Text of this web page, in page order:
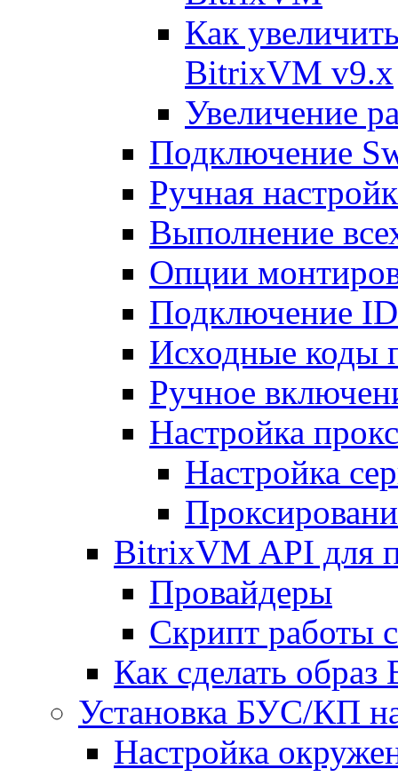
Как
BitrixVM v9.x
Увеличение
Подключение
Ручная
Выполнение
Опции
Подключение
Исходные коды
Ручное
Настройка
Настройка
BitrixVM API для
Провайдеры
Скрипт работы
Как сделать
Установка БУС/КП
Настройка